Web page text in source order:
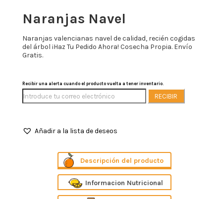
Naranjas Navel
Naranjas valencianas navel de calidad, recién cogidas
del árbol ¡Haz Tu Pedido Ahora! Cosecha Propia. Envío
Gratis.
Recibir una alerta cuando el producto vuelta a tener inventario.
RECIBIR
Añadir a la lista de deseos
Descripción
Informacion Nutricional